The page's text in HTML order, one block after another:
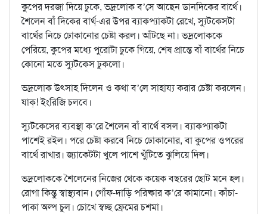
কুপের দরজা দিয়ে ঢুকে, ভদ্রলোক ব’সে আছেন ডানদিকের বার্থে।
শৈলেন বাঁ দিকের ব‍ার্থ্-এর উপর ব‍্যাকপ‍্যাকটা রেখে, স‍্যুটকেসটা
বার্থের নিচে ঢোকানোর চেষ্টা করল। আঁটছে না। ভদ্রলোককে
পেরিয়ে, কুপের মধ্যে পুরোটা ঢুকে গিয়ে, শেষ প্রান্তে বাঁ বার্থের নিচে
কোনো মতে স‍্যুটকেস ঢুকলো।
ভদ্রলোক উৎসাহ দিলেন ও কথা ব’লে সাহায‍্য করার চেষ্টা করলেন।
যাক্! ইংরিজি চলবে।
স‍্যুটকেসের ব‍্যবস্থা ক’রে শৈলেন বাঁ বার্থে বসল। ব‍্যাকপ‍্যাকটা
পাশেই রইল। পরে চেষ্টা করবে নিচে ঢোকানোর, বা কুপের ওপরের
বার্থে রাখার। জ‍্যাকেটটা খুলে পাশে খুঁটিতে ঝুলিয়ে দিল।
ভদ্রলোককে শৈলেনের নিজের থেকে কয়েক বছরের ছোট মনে হল।
রোগা কিন্তু স্বাস্থ্যবান। গোঁফ-দাড়ি পরিষ্কার ক’রে কামানো। কাঁচা-
পাকা অল্প চুল। চোখে স্বচ্ছ ফ্রেমের চশমা।